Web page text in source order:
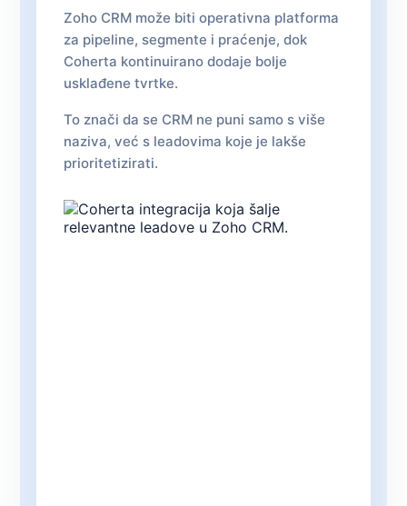
Zoho CRM može biti operativna platforma
za pipeline, segmente i praćenje, dok
Coherta kontinuirano dodaje bolje
usklađene tvrtke.
To znači da se CRM ne puni samo s više
naziva, već s leadovima koje je lakše
prioritetizirati.